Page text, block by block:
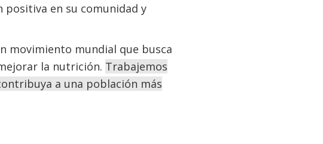
en su comunidad y
movimiento mundial que busca
la nutrición. Trabajemos
a una población más